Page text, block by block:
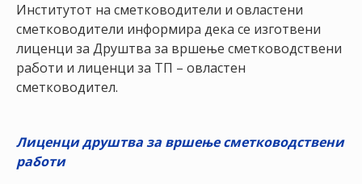
НАСТАНИ
КОНТАКТ
ЧЛЕНОВИ
Институтот на сметководители и овластени
сметководители информира дека се изготвени
лиценци за Друштва за вршење сметководствени
работи и лиценци за ТП – овластен
сметководител.
Лиценци друштва за вршење сметководствени
работи